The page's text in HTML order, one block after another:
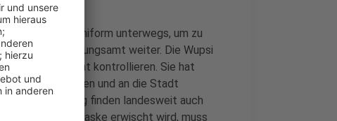
auch in ihrer Uniform unterwegs, um zu
ohne Ordnungsamt weiter. Die Wupsi
Maskenpflicht kontrollieren. Sie hat
aufzunehmen und an die Stadt
Ab Montag finden landesweit auch
Wer ohne Maske erwischt wird, muss